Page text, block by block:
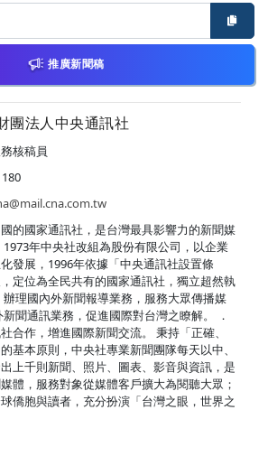
推廣新聞稿
團法人中央通訊社
核稿員
的國家通訊社，是台灣最具影響力的新聞媒
年中央社改組為股份有限公司，以企業
發展，1996年依據「中央通訊社設置條
定位為全民共有的國家通訊社，獨立超然執
理國內外新聞報導業務，服務大眾傳播媒
聞通訊業務，促進國際對台灣之瞭解。 ．
合作，增進國際新聞交流。 秉持「正確、
基本原則，中央社專業新聞團隊每天以中、
上千則新聞、照片、圖表、影音與資訊，是
體，服務對象從媒體客戶擴大為閱聽大眾；
僑胞與讀者，充分扮演「台灣之眼，世界之